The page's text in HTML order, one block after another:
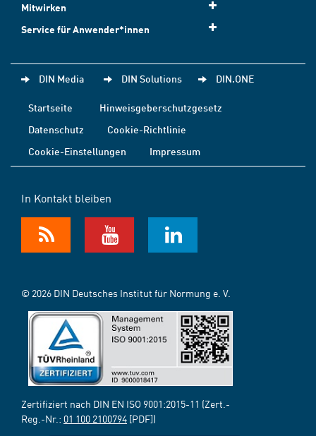
Mitwirken
Service für Anwender*innen
DIN Media DIN Solutions DIN.ONE
Startseite
Hinweisgeberschutzgesetz
Datenschutz
Cookie-Richtlinie
Cookie-Einstellungen
Impressum
In Kontakt bleiben
© 2026 DIN Deutsches Institut für Normung e. V.
Zertifiziert nach DIN EN ISO 9001:2015-11 (Zert.-
Reg.-Nr.: 01 100 2100794 [PDF])